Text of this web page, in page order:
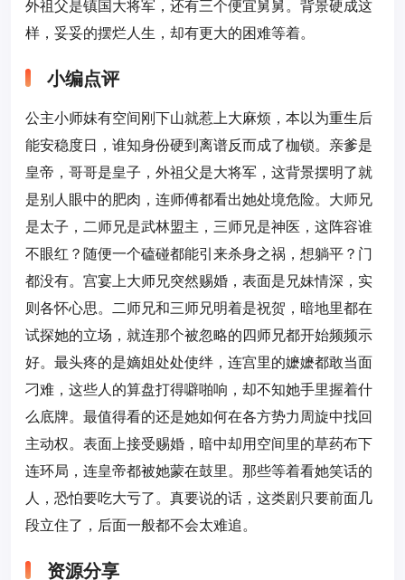
外祖父是镇国大将军，还有三个便宜舅舅。背景硬成这
样，妥妥的摆烂人生，却有更大的困难等着。
小编点评
公主小师妹有空间刚下山就惹上大麻烦，本以为重生后
能安稳度日，谁知身份硬到离谱反而成了枷锁。亲爹是
皇帝，哥哥是皇子，外祖父是大将军，这背景摆明了就
是别人眼中的肥肉，连师傅都看出她处境危险。大师兄
是太子，二师兄是武林盟主，三师兄是神医，这阵容谁
不眼红？随便一个磕碰都能引来杀身之祸，想躺平？门
都没有。宫宴上大师兄突然赐婚，表面是兄妹情深，实
则各怀心思。二师兄和三师兄明着是祝贺，暗地里都在
试探她的立场，就连那个被忽略的四师兄都开始频频示
好。最头疼的是嫡姐处处使绊，连宫里的嬷嬷都敢当面
刁难，这些人的算盘打得噼啪响，却不知她手里握着什
么底牌。最值得看的还是她如何在各方势力周旋中找回
主动权。表面上接受赐婚，暗中却用空间里的草药布下
连环局，连皇帝都被她蒙在鼓里。那些等着看她笑话的
人，恐怕要吃大亏了。真要说的话，这类剧只要前面几
段立住了，后面一般都不会太难追。
资源分享